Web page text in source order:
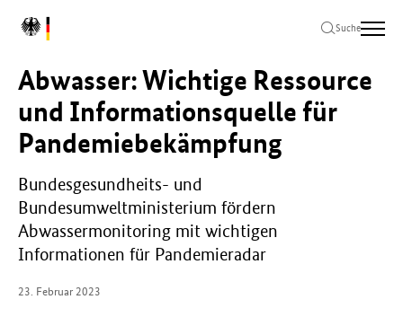
Hauptinhalt
springen
Hauptnavigation
springen
Seitenende
springen
L
o
u
n
d
e
s
m
i
n
s
Suche
Abwasser: Wichtige Ressource
und Informationsquelle für
Pandemiebekämpfung
Bundesgesundheits- und
Bundesumweltministerium fördern
Abwassermonitoring mit wichtigen
Informationen für Pandemieradar
23. Februar 2023